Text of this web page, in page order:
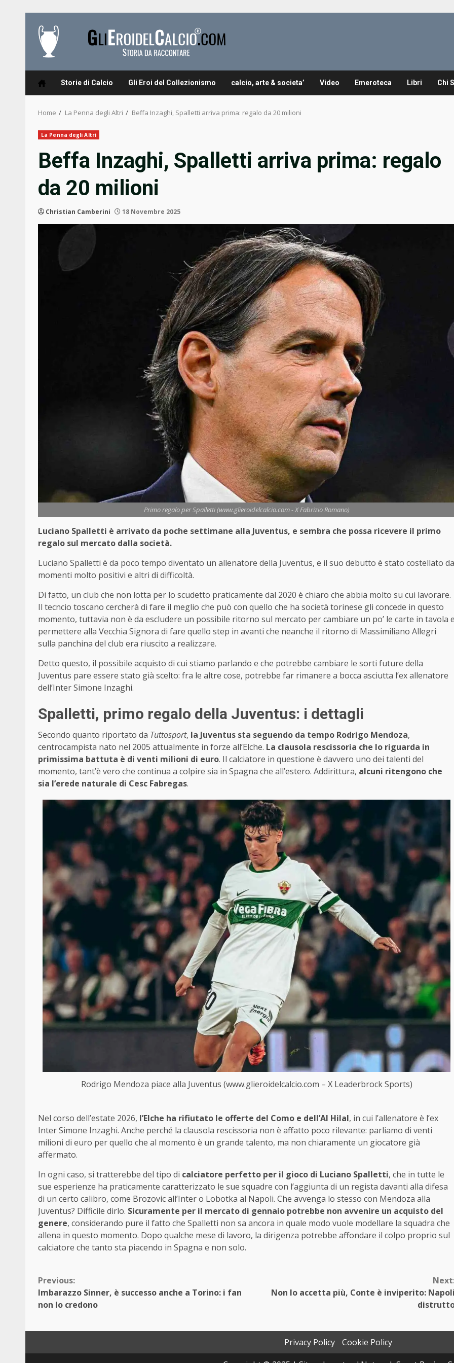
content
Storie di Calcio Gli Eroi del Collezionismo calcio, arte & societa’ Video Emeroteca Libri Chi
Home La Penna degli Altri Beffa Inzaghi, Spalletti arriva prima: regalo da 20 milioni
La Penna degli Altri
Beffa Inzaghi, Spalletti arriva prima: regalo
da 20 milioni
Christian Camberini 18 Novembre 2025
Primo regalo per Spalletti (www.glieroidelcalcio.com - X Fabrizio Romano)
Luciano Spalletti è arrivato da poche settimane alla Juventus, e sembra che possa ricevere il primo
regalo sul mercato dalla società.
Luciano Spalletti è da poco tempo diventato un allenatore della Juventus, e il suo debutto è stato costellato da
momenti molto positivi e altri di difficoltà.
Di fatto, un club che non lotta per lo scudetto praticamente dal 2020 è chiaro che abbia molto su cui lavorare.
Il tecncio toscano cercherà di fare il meglio che può con quello che ha società torinese gli concede in questo
momento, tuttavia non è da escludere un possibile ritorno sul mercato per cambiare un po’ le carte in tavola
permettere alla Vecchia Signora di fare quello step in avanti che neanche il ritorno di Massimiliano Allegri
sulla panchina del club era riuscito a realizzare.
Detto questo, il possibile acquisto di cui stiamo parlando e che potrebbe cambiare le sorti future della
Juventus pare essere stato già scelto: fra le altre cose, potrebbe far rimanere a bocca asciutta l’ex allenatore
dell’Inter Simone Inzaghi.
Spalletti, primo regalo della Juventus: i dettagli
Secondo quanto riportato da Tuttosport, la Juventus sta seguendo da tempo Rodrigo Mendoza,
centrocampista nato nel 2005 attualmente in forze all’Elche. La clausola rescissoria che lo riguarda in
primissima battuta è di venti milioni di euro. Il calciatore in questione è davvero uno dei talenti del
momento, tant’è vero che continua a colpire sia in Spagna che all’estero. Addirittura, alcuni ritengono che
sia l’erede naturale di Cesc Fabregas.
Rodrigo Mendoza piace alla Juventus (www.glieroidelcalcio.com – X Leaderbrock Sports)
Nel corso dell’estate 2026, l’Elche ha rifiutato le offerte del Como e dell’Al Hilal, in cui l’allenatore è l’ex
Inter Simone Inzaghi. Anche perché la clausola rescissoria non è affatto poco rilevante: parliamo di venti
milioni di euro per quello che al momento è un grande talento, ma non chiaramente un giocatore già
affermato.
In ogni caso, si tratterebbe del tipo di calciatore perfetto per il gioco di Luciano Spalletti, che in tutte le
sue esperienze ha praticamente caratterizzato le sue squadre con l’aggiunta di un regista davanti alla difesa
di un certo calibro, come Brozovic all’Inter o Lobotka al Napoli. Che avvenga lo stesso con Mendoza alla
Juventus? Difficile dirlo. Sicuramente per il mercato di gennaio potrebbe non avvenire un acquisto del
genere, considerando pure il fatto che Spalletti non sa ancora in quale modo vuole modellare la squadra che
allena in questo momento. Dopo qualche mese di lavoro, la dirigenza potrebbe affondare il colpo proprio sul
calciatore che tanto sta piacendo in Spagna e non solo.
Continue
Reading
Previous:
Imbarazzo Sinner, è successo anche a Torino: i fan
non lo credono
Non lo accetta più, Conte è inviperito:
Privacy Policy
Cookie Policy